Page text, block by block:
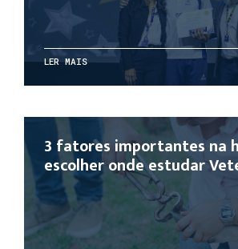
LER MAIS
3 fatores importantes na
escolher onde estudar